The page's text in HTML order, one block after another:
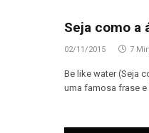
Seja como a
02/11/2015 7
Be like water (Seja
uma famosa frase